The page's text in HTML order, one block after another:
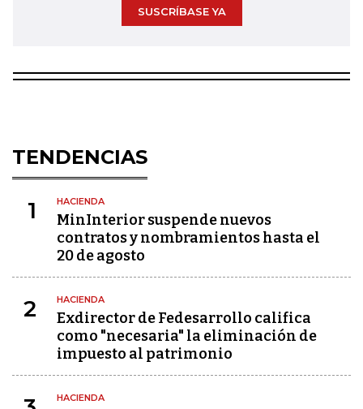
SUSCRÍBASE YA
TENDENCIAS
1 HACIENDA
MinInterior suspende nuevos
contratos y nombramientos hasta el
20 de agosto
2 HACIENDA
Exdirector de Fedesarrollo califica
como "necesaria" la eliminación de
impuesto al patrimonio
HACIENDA